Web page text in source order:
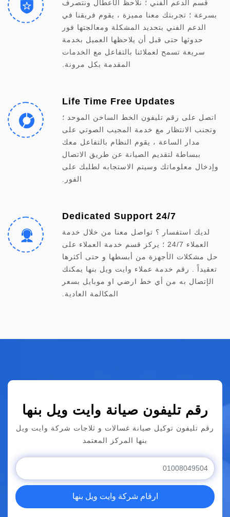
قسم الدعم الفني ؛ نلاحظ الأعطال ونتصرف
بسرعة ؛ تجربتك معنا مميزة ، يقوم فريقنا في
الدعم الفني بتحديد المشكلة ومعالجتها فور
حدوثها حتى قبل أن يلاحظها العميل بخدمة
سريعة تسمح لعملائنا بالتفاعل مع الخدمات
المقدمة بكل مرونة.
Life Time Free Updates
اتصل على رقم تليفون الخط الساخن الموحد ؛
وتجنب الانتظار مع خدمة المجيب الصوتي على
مدار الساعة ، يقوم النظام بالتفاعل معك
ببساطة لتقديم الصيانة عن طريق الاتصال
وإدخال معلوماتك وسيتم الاستجابه لطلبك على
الفور.
24/7 Dedicated Support
لديك استفسار ؟ تواصل معنا من خلال خدمة
العملاء 24/7 ؛ يركز قسم خدمة العملاء على
حل مشكلات الأجهزة من أبسطها و حتى أكثرها
تعقيداً . رقم خدمة عملاء وايت ويل بنها يمكنك
الإتصال به من أي خط ارضي او موبايل بسعر
المكالمة العادية.
رقم تليفون صيانة وايت ويل بنها
رقم تليفون توكيل صيانة غسالات و ثلاجات شركة وايت ويل
بنها المركز المعتمد
ارقام شركة وايت ويل بنها